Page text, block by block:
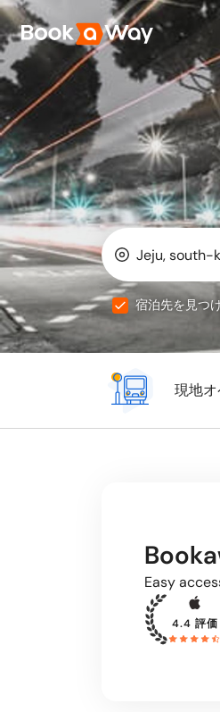
宿泊先を見つ
現地
Easy
4.4 評価